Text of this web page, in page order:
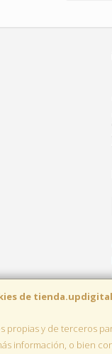
de
propias y de terceros
información, o bien